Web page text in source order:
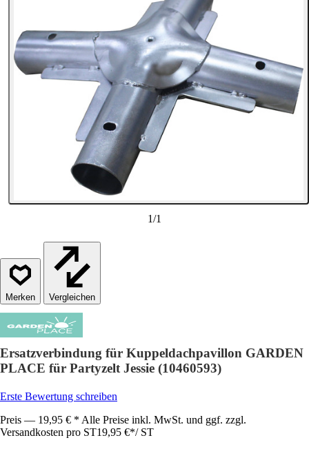
1/1
Vergleichen
Ersatzverbindung für Kuppeldachpavillon GARDEN
PLACE für Partyzelt Jessie (10460593)
Erste Bewertung schreiben
Preis — 19,95 € * Alle Preise inkl. MwSt. und ggf. zzgl.
Versandkosten pro ST19,95 €*/ ST